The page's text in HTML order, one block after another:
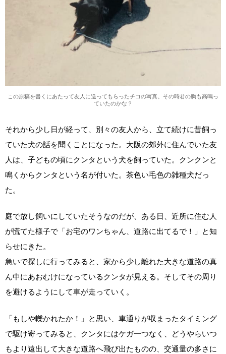
この原稿を書くにあたって友人に送ってもらったチコの写真。その時君の胸も高鳴っ
ていたのかな？
それから少し日が経って、別々の友人から、立て続けに昔飼っ
ていた犬の話を聞くことになった。大阪の郊外に住んでいた友
人は、子どもの頃にクンタという犬を飼っていた。クンクンと
鳴くからクンタという名が付いた。茶色い毛色の雑種犬だっ
た。
庭で放し飼いにしていたそうなのだが、ある日、近所に住む人
が慌てた様子で「お宅のワンちゃん、道路に出てるで！」と知
らせにきた。
急いで探しに行ってみると、家から少し離れた大きな道路の真
ん中にあおむけになっているクンタが見える。そしてその周り
を避けるようにして車が走っていく。
「もしや轢かれたか！」と思い、車通りが収まったタイミング
で駆け寄ってみると、クンタにはケガ一つなく、どうやらいつ
もより遠出して大きな道路へ飛び出たものの、交通量の多さに